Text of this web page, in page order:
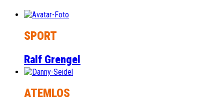
SPORT
Ralf Grengel
ATEMLOS